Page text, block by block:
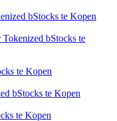
bStocks te Kopen
bStocks te
te Kopen
bStocks te Kopen
te Kopen